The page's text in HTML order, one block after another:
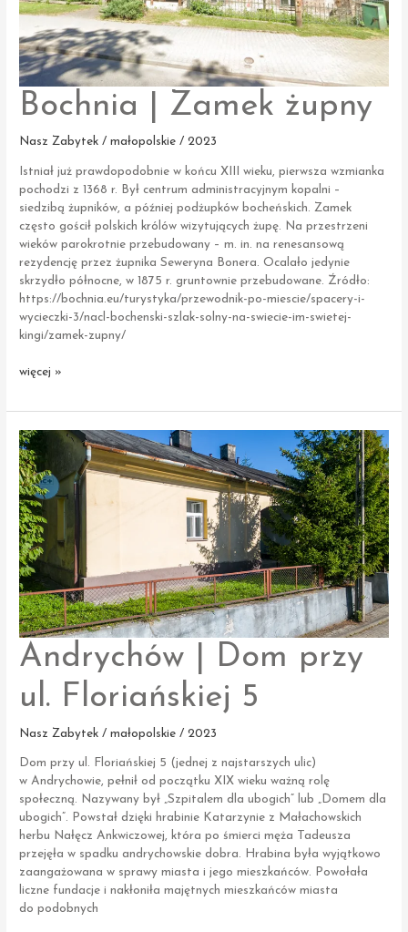
Bochnia | Zamek żupny
Nasz Zabytek / małopolskie / 2023
Istniał już prawdopodobnie w końcu XIII wieku, pierwsza wzmianka
pochodzi z 1368 r. Był centrum administracyjnym kopalni –
siedzibą żupników, a później podżupków bocheńskich. Zamek
często gościł polskich królów wizytujących żupę. Na przestrzeni
wieków parokrotnie przebudowany – m. in. na renesansową
rezydencję przez żupnika Seweryna Bonera. Ocalało jedynie
skrzydło północne, w 1875 r. gruntownie przebudowane. Źródło:
https://bochnia.eu/turystyka/przewodnik-po-miescie/spacery-i-
wycieczki-3/nacl-bochenski-szlak-solny-na-swiecie-im-swietej-
kingi/zamek-zupny/
Bochnia
więcej »
Andrychów | Dom przy
ul. Floriańskiej 5
Nasz Zabytek / małopolskie / 2023
Dom przy ul. Floriańskiej 5 (jednej z najstarszych ulic)
w Andrychowie, pełnił od początku XIX wieku ważną rolę
społeczną. Nazywany był „Szpitalem dla ubogich” lub „Domem dla
ubogich”. Powstał dzięki hrabinie Katarzynie z Małachowskich
herbu Nałęcz Ankwiczowej, która po śmierci męża Tadeusza
przejęła w spadku andrychowskie dobra. Hrabina była wyjątkowo
zaangażowana w sprawy miasta i jego mieszkańców. Powołała
liczne fundacje i nakłoniła majętnych mieszkańców miasta
do podobnych